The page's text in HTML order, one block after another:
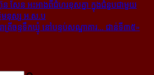
សែន អះអាង​ពី​ជំហរ​ខុស​គ្នា ក្នុង​ជំនួប​ជាមួយ​
ធិ​មនុស្ស អ.ស.ប
ាត្រីចន្ទទឹកឃ្មុំ នៅបន្ទប់សណ្ឋាគារ... ជាន់ទី៣៥»